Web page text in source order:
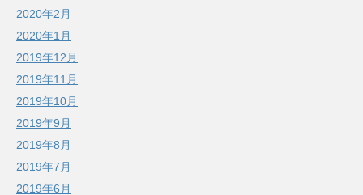
2020年2月
2020年1月
2019年12月
2019年11月
2019年10月
2019年9月
2019年8月
2019年7月
2019年6月